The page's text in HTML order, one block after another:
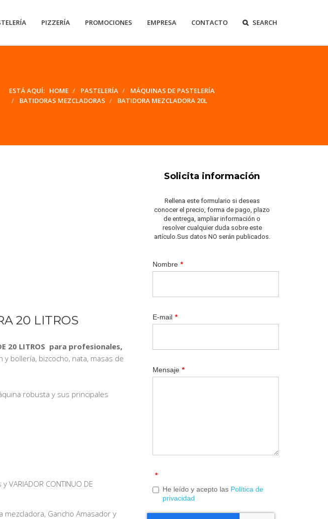
PIZZERÍA PROMOCIONES EMPRESA CONTACTO SEARCH
ESTÁ AQUÍ: HOME PASTELERÍA
MÁQUINAS DE PASTELERÍA
BATIDORAS MEZCLADORAS
BATIDORA MEZCLADORA 20L
20 LITROS
20 LITROS para profesionales,
bollería, bizcocho, nata, masas de
robusta y sus principales
VARIADOR CONTINUO DE
Gancho Amasador y
Solicita información
Rellena este formulario si deseas
conocer el precio, forma de pago, plazo
de entrega, ampliar información o
resolver cualquier duda sobre este
artículo.Sus datos NO serán publicados.
Nombre *
E-mail *
Mensaje *
*
He leído y acepto las Política de
privacidad